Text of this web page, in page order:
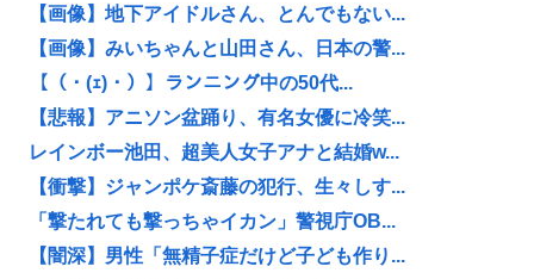
【画像】地下アイドルさん、とんでもない...
【画像】みいちゃんと山田さん、日本の警...
【（・(ｪ)・）】ランニング中の50代...
【悲報】アニソン盆踊り、有名女優に冷笑...
レインボー池田、超美人女子アナと結婚w...
【衝撃】ジャンポケ斎藤の犯行、生々しす...
「撃たれても撃っちゃイカン」警視庁OB...
【闇深】男性「無精子症だけど子ども作り...